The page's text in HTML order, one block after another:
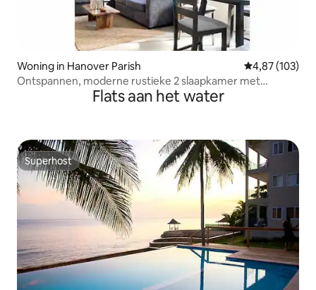
Woning in Hanover Parish Gemiddelde
4,87 (103)
Ontspannen, moderne rustieke 2 slaapkamer met
zwembad en fitnessruimteFlats aan het water
Superhost
Superhost